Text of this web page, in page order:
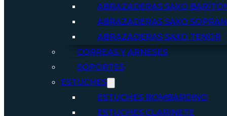
ABRAZADERAS SAXO
ABRAZADERAS SAXO
ABRAZADERAS SAXO TENOR
CORREAS Y ARNESES
SOPORTES
ESTUCHES
ESTUCHES BOMBARDINO
ESTUCHES CLARINETE